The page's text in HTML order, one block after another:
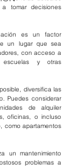
tomar decisiones
es un factor
un lugar que sea
con acceso a
escuelas y otras
diversifica las
Puedes considerar
de alquiler
oficinas, o incluso
como apartamentos
un mantenimiento
problemas a